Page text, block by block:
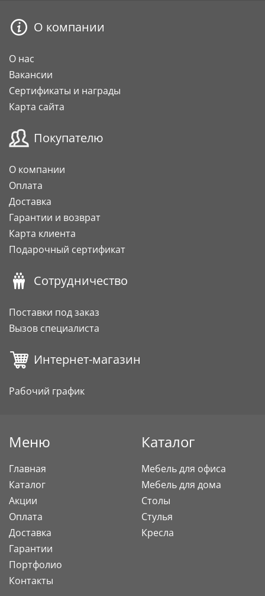
О компании
О нас
Вакансии
Сертификаты и награды
Карта сайта
Покупателю
О компании
Оплата
Доставка
Гарантии и возврат
Карта клиента
Подарочный сертификат
Сотрудничество
Поставки под заказ
Вызов специалиста
Интернет-магазин
Рабочий график
Меню
Главная
Каталог
Акции
Оплата
Доставка
Гарантии
Портфолио
Контакты
Каталог
Мебель для офиса
Мебель для дома
Столы
Стулья
Кресла